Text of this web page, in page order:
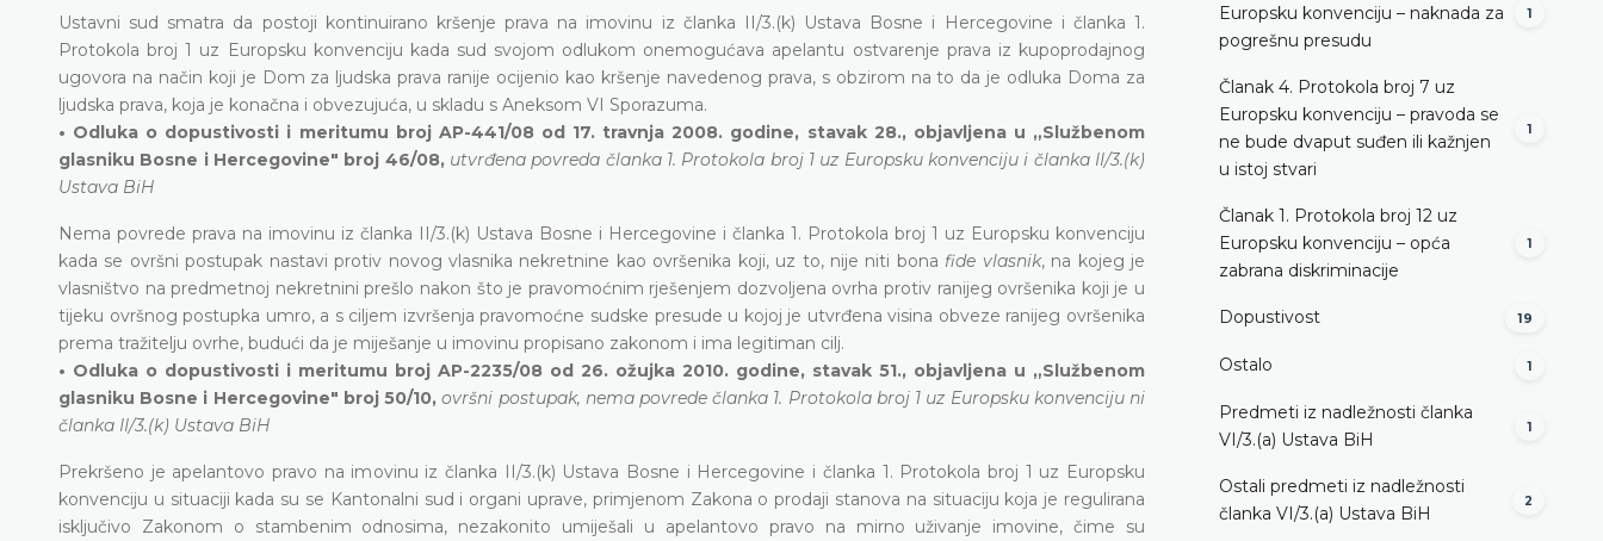
Ustavni sud smatra da postoji kontinuirano kršenje prava na imovinu iz članka II/3.(k) Ustava Bosne i Hercegovine i članka 1.
Protokola broj 1 uz Europsku konvenciju kada sud svojom odlukom onemogućava apelantu ostvarenje prava iz kupoprodajnog
ugovora na način koji je Dom za ljudska prava ranije ocijenio kao kršenje navedenog prava, s obzirom na to da je odluka Doma za
ljudska prava, koja je konačna i obvezujuća, u skladu s Aneksom VI Sporazuma.
• Odluka o dopustivosti i meritumu broj AP-441/08 od 17. travnja 2008. godine, stavak 28., objavljena u „Službenom
glasniku Bosne i Hercegovine" broj 46/08, utvrđena povreda članka 1. Protokola broj 1 uz Europsku konvenciju i članka II/3.(k)
Ustava BiH
Nema povrede prava na imovinu iz članka II/3.(k) Ustava Bosne i Hercegovine i članka 1. Protokola broj 1 uz Europsku konvenciju
kada se ovršni postupak nastavi protiv novog vlasnika nekretnine kao ovršenika koji, uz to, nije niti bona fide vlasnik, na kojeg je
vlasništvo na predmetnoj nekretnini prešlo nakon što je pravomoćnim rješenjem dozvoljena ovrha protiv ranijeg ovršenika koji je u
tijeku ovršnog postupka umro, a s ciljem izvršenja pravomoćne sudske presude u kojoj je utvrđena visina obveze ranijeg ovršenika
prema tražitelju ovrhe, budući da je miješanje u imovinu propisano zakonom i ima legitiman cilj.
• Odluka o dopustivosti i meritumu broj AP-2235/08 od 26. ožujka 2010. godine, stavak 51., objavljena u „Službenom
glasniku Bosne i Hercegovine" broj 50/10,ovršni postupak, nema povrede članka 1. Protokola broj 1 uz Europsku konvenciju ni
članka II/3.(k) Ustava BiH
Prekršeno je apelantovo pravo na imovinu iz članka II/3.(k) Ustava Bosne i Hercegovine i članka 1. Protokola broj 1 uz Europsku
konvenciju u situaciji kada su se Kantonalni sud i organi uprave, primjenom Zakona o prodaji stanova na situaciju koja je regulirana
isključivo Zakonom o stambenim odnosima, nezakonito umiješali u apelantovo pravo na mirno uživanje imovine, čime su
Europsku konvenciju – naknada za
pogrešnu presudu
1
Članak 4. Protokola broj 7 uz
Europsku konvenciju – pravoda se
ne bude dvaput suđen ili kažnjen
u istoj stvari
1
Članak 1. Protokola broj 12 uz
Europsku konvenciju – opća
zabrana diskriminacije
1
Dopustivost 19
Ostalo 1
Predmeti iz nadležnosti članka
VI/3.(a) Ustava BiH
1
Ostali predmeti iz nadležnosti
članka VI/3.(a) Ustava BiH
2